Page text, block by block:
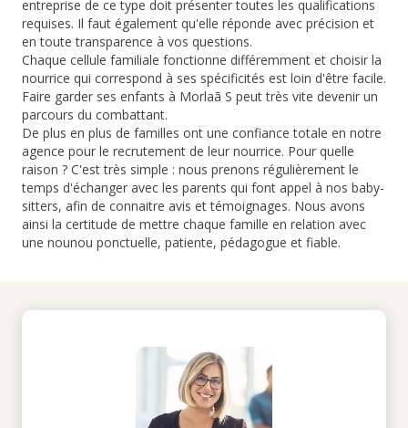
entreprise de ce type doit présenter toutes les qualifications
requises. Il faut également qu'elle réponde avec précision et
en toute transparence à vos questions.
Chaque cellule familiale fonctionne différemment et choisir la
nourrice qui correspond à ses spécificités est loin d'être facile.
Faire garder ses enfants à Morlaã S peut très vite devenir un
parcours du combattant.
De plus en plus de familles ont une confiance totale en notre
agence pour le recrutement de leur nourrice. Pour quelle
raison ? C'est très simple : nous prenons régulièrement le
temps d'échanger avec les parents qui font appel à nos baby-
sitters, afin de connaitre avis et témoignages. Nous avons
ainsi la certitude de mettre chaque famille en relation avec
une nounou ponctuelle, patiente, pédagogue et fiable.